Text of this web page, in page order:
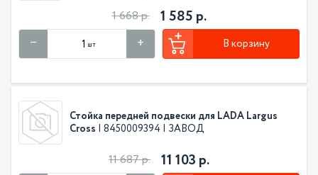
1 668 р. 1 585 р.
шт В корзину
Стойка передней подвески для LADA Largus
Cross | 8450009394 | ЗАВОД
11 687 р. 11 103 р.